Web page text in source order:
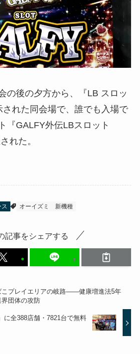
の後の夕方から、『LB スロッ
された同会場で、誰でも入場で
『GALFY外伝LBスロット
れた。
オーイズミ 新機種
記事をシェアする
こプレイエリアの岐路――健康増進法5年
界団体の攻防
全388店舗・7821台で無料